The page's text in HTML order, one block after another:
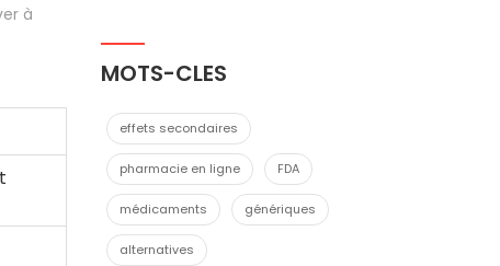
à
MOTS-CLES
effets secondaires
pharmacie en ligne FDA
médicaments génériques
alternatives